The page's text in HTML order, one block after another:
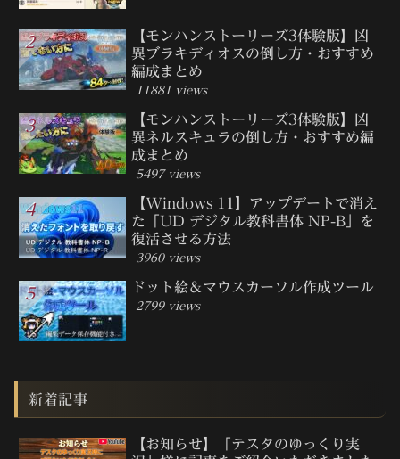
【モンハンストーリーズ3体験版】凶
異ブラキディオスの倒し方・おすすめ
編成まとめ
11881 views
【モンハンストーリーズ3体験版】凶
異ネルスキュラの倒し方・おすすめ編
成まとめ
5497 views
【Windows 11】アップデートで消え
た「UD デジタル教科書体 NP-B」を
復活させる方法
3960 views
ドット絵＆マウスカーソル作成ツール
2799 views
新着記事
【お知らせ】「テスタのゆっくり実